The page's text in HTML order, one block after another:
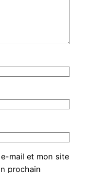
mail et mon site
prochain